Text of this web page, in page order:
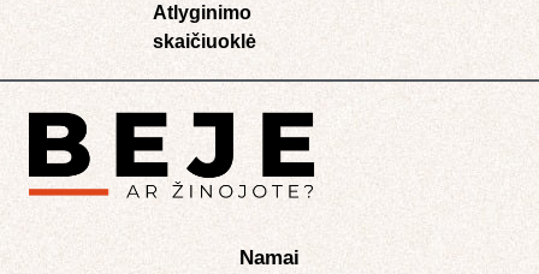
Atlyginimo
skaičiuoklė​
Namai